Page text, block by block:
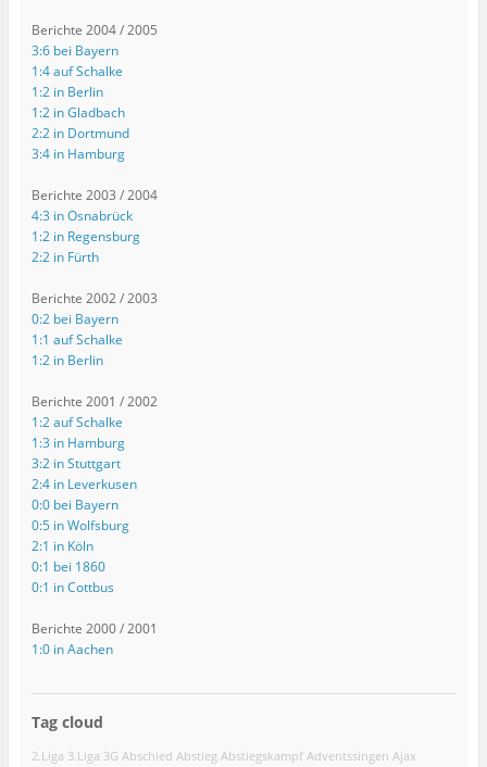
Berichte 2004 / 2005
3:6 bei Bayern
1:4 auf Schalke
1:2 in Berlin
1:2 in Gladbach
2:2 in Dortmund
3:4 in Hamburg
Berichte 2003 / 2004
4:3 in Osnabrück
1:2 in Regensburg
2:2 in Fürth
Berichte 2002 / 2003
0:2 bei Bayern
1:1 auf Schalke
1:2 in Berlin
Berichte 2001 / 2002
1:2 auf Schalke
1:3 in Hamburg
3:2 in Stuttgart
2:4 in Leverkusen
0:0 bei Bayern
0:5 in Wolfsburg
2:1 in Köln
0:1 bei 1860
0:1 in Cottbus
Berichte 2000 / 2001
1:0 in Aachen
Tag cloud
2.Liga 3.Liga 3G Abschied Abstieg Abstiegskampf Adventssingen Ajax